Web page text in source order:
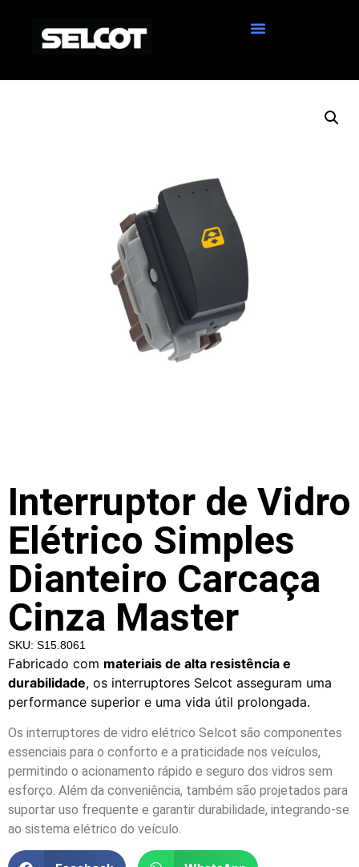
Interruptor de Vidro
Elétrico Simples
Dianteiro Carcaça
Cinza Master
SKU: S15.8061
Fabricado com materiais de alta resistência e
durabilidade, os interruptores Selcot asseguram uma
performance superior e uma vida útil prolongada.
Os interruptores de vidro elétrico Selcot são componentes
essenciais para o conforto e a praticidade nos veículos,
permitindo o acionamento rápido e seguro dos vidros sem
esforço. Além da conveniência, também são projetados para
suportar uso frequente e garantir durabilidade, integrando-se
ao sistema elétrico do veículo.